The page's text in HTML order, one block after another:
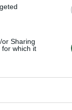
Sharing
which it
vardą